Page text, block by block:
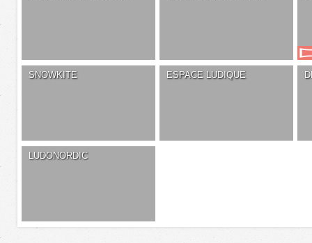
SNOWKITE ESPACE LUDIQUE
LUDONORDIC